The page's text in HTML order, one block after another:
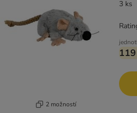
2 možností
3 ks